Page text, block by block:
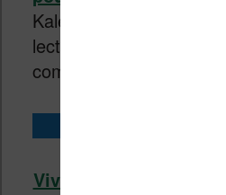
Kaleido 3) qui est très
lecture des bandes
comics, etc.).
Vivlio Inkpad Color 3